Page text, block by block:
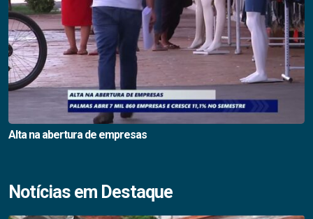
Alta na abertura de empresas
Notícias em Destaque